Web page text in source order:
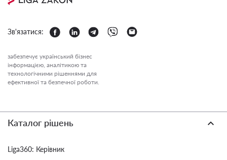
Зв'язатися:
забезпечує український бізнес
інформацією, аналітикою та
технологічними рішеннями для
ефективної та безпечної роботи.
Каталог рішень
Liga360: Керівник